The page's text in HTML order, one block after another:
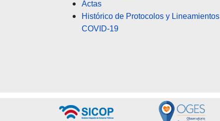
Actas
Histórico de Protocolos y Lineamientos
COVID-19